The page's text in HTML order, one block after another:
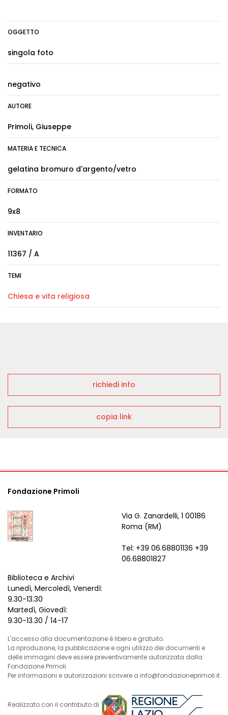
OGGETTO
singola foto
negativo
AUTORE
Primoli, Giuseppe
MATERIA E TECNICA
gelatina bromuro d'argento/vetro
FORMATO
9x8
INVENTARIO
11367 / A
TEMI
Chiesa e vita religiosa
richiedi info
copia link
Fondazione Primoli
Via G. Zanardelli, 1 00186
Roma (RM)
Tel: +39 06.68801136 +39
06.68801827
Biblioteca e Archivi
Lunedì, Mercoledì, Venerdì:
9.30-13.30
Martedì, Giovedì:
9.30-13.30 / 14-17
L'accesso alla documentazione è libero e gratuito.
La riproduzione, la pubblicazione e ogni utilizzo dei documenti e
delle immagini deve essere preventivamente autorizzata dalla
Fondazione Primoli.
Per informazioni e autorizzazioni scrivere a info@fondazioneprimoli.it
Realizzato con il contributo di